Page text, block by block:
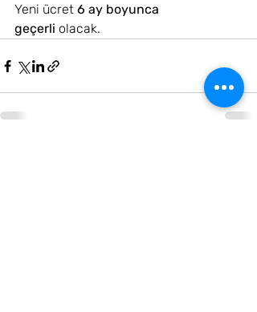
Yeni ücret 6 ay boyunca
geçerli olacak.